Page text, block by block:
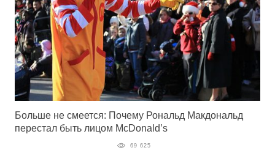
Больше не смеется: Почему Рональд Макдональд
перестал быть лицом McDonald’s
69 625